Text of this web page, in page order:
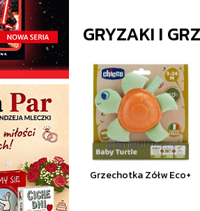
GRYZAKI I
Grzechotka Zółw Eco+